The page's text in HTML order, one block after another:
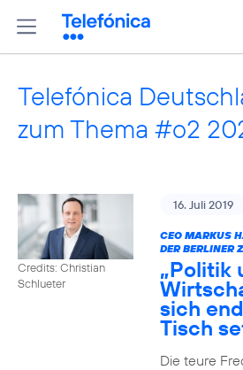
Telefónica
zum Thema #o2
Credits: Christian
Schlueter
16. Juli 2019
CEO MARKUS
DER BERLINER
„Politik
sich
Tisch
Die teure